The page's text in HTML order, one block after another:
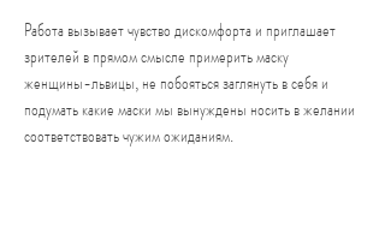
Работа вызывает чувство дискомфорта и приглашает
зрителей в прямом смысле примерить маску
женщины-львицы, не побояться заглянуть в себя и
подумать какие маски мы вынуждены носить в желании
соответствовать чужим ожиданиям.